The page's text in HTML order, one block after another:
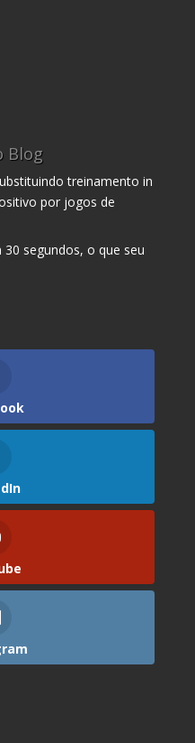
Blog
treinamento in
por jogos de
segundos, o que seu